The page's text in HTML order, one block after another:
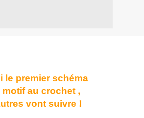
le premier schéma
motif au crochet ,
vont suivre !